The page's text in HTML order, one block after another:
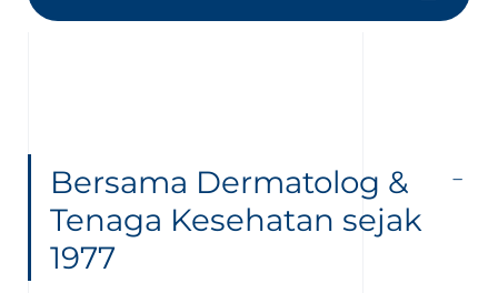
Bersama Dermatolog &
Tenaga Kesehatan sejak
1977